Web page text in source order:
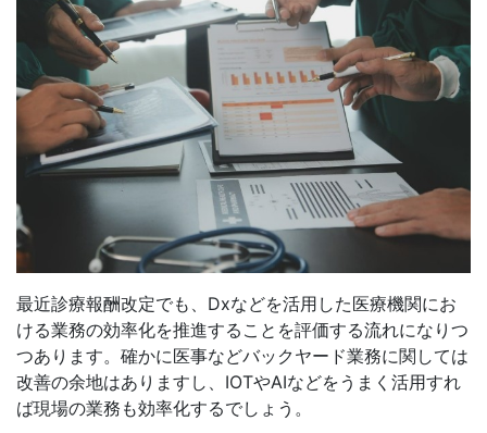
最近診療報酬改定でも、Dxなどを活用した医療機関にお
ける業務の効率化を推進することを評価する流れになりつ
つあります。確かに医事などバックヤード業務に関しては
改善の余地はありますし、IOTやAIなどをうまく活用すれ
ば現場の業務も効率化するでしょう。